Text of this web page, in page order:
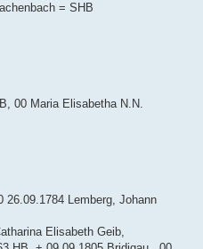
= SHB
00 Maria Elisabetha N.N.
26.09.1784 Lemberg, Johann
Elisabeth Geib,